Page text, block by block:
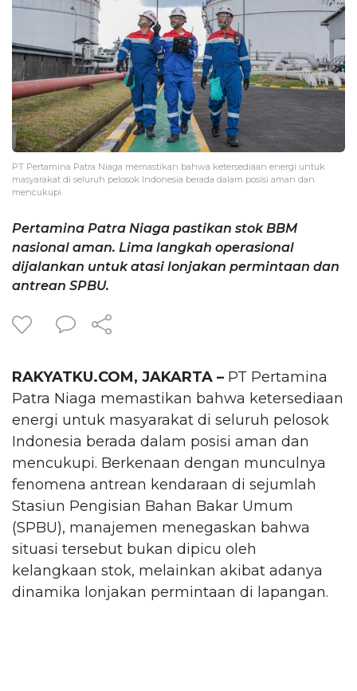
PT Pertamina Patra Niaga memastikan bahwa ketersediaan energi untuk
masyarakat di seluruh pelosok Indonesia berada dalam posisi aman dan
mencukupi
Pertamina Patra Niaga pastikan stok BBM
nasional aman. Lima langkah operasional
dijalankan untuk atasi lonjakan permintaan dan
antrean SPBU.
RAKYATKU.COM, JAKARTA – PT Pertamina
Patra Niaga memastikan bahwa ketersediaan
energi untuk masyarakat di seluruh pelosok
Indonesia berada dalam posisi aman dan
mencukupi. Berkenaan dengan munculnya
fenomena antrean kendaraan di sejumlah
Stasiun Pengisian Bahan Bakar Umum
(SPBU), manajemen menegaskan bahwa
situasi tersebut bukan dipicu oleh
kelangkaan stok, melainkan akibat adanya
dinamika lonjakan permintaan di lapangan.